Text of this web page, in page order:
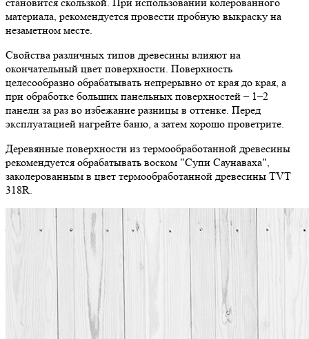
материала, рекомендуется провести пробную выкраску на
незаметном месте.
Свойства различных типов древесины влияют на
окончательный цвет поверхности. Поверхность
целесообразно обрабатывать непрерывно от края до края, а
при обработке больших панельных поверхностей – 1–2
панели за раз во избежание разницы в оттенке. Перед
эксплуатацией нагрейте баню, а затем хорошо проветрите.
Деревянные поверхности из термообработанной древесины
рекомендуется обрабатывать воском "Супи Саунаваха",
заколерованным в цвет термообработанной древесины TVT
318R.